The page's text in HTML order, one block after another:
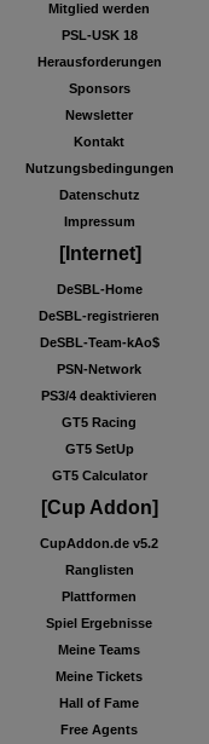
Mitglied werden
PSL-USK 18
Herausforderungen
Sponsors
Newsletter
Kontakt
Nutzungsbedingungen
Datenschutz
Impressum
[Internet]
DeSBL-Home
DeSBL-registrieren
DeSBL-Team-kAo$
PSN-Network
PS3/4 deaktivieren
GT5 Racing
GT5 SetUp
GT5 Calculator
[Cup Addon]
CupAddon.de v5.2
Ranglisten
Plattformen
Spiel Ergebnisse
Meine Teams
Meine Tickets
Hall of Fame
Free Agents